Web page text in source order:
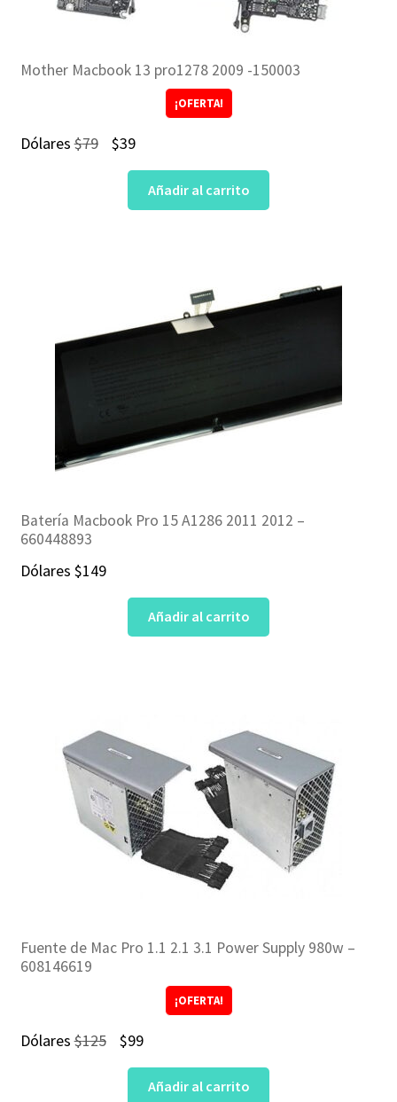
Mother Macbook 13 pro1278 2009 -150003
¡OFERTA!
Dólares$79
El
precio
original
$39El
precio
actual
Añadir al carrito
Batería Macbook Pro 15 A1286 2011 2012 –
660448893
Dólares $149
Añadir al carrito
Fuente de Mac Pro 1.1 2.1 3.1 Power Supply 980w –
608146619
¡OFERTA!
Dólares$125
El
precio
original
$99El
precio
actual
Añadir al carrito